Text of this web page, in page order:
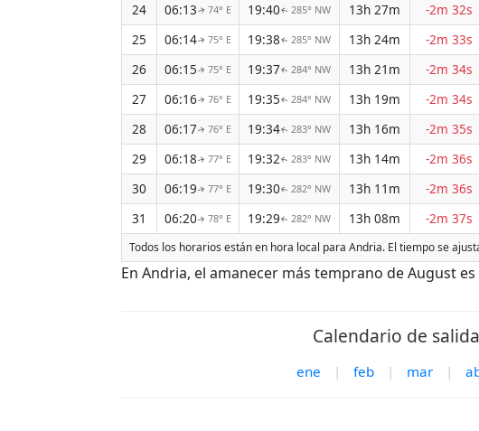
24
06:13↑ 74° E 19:40↑ 285° NW 13h 27m -2m 32s
25
06:14↑ 75° E 19:38↑ 285° NW 13h 24m -2m 33s
26
06:15↑ 75° E 19:37↑ 284° NW 13h 21m -2m 34s
27
06:16↑ 76° E 19:35↑ 284° NW 13h 19m -2m 34s
28
06:17↑ 76° E 19:34↑ 283° NW 13h 16m -2m 35s
29
06:18↑ 77° E 19:32↑ 283° NW 13h 14m -2m 36s
30
06:19↑ 77° E 19:30↑ 282° NW 13h 11m -2m 36s
31
06:20↑ 78° E 19:29↑ 282° NW 13h 08m -2m 37s
Todos los horarios están en hora local para Andria. El tiempo se
En Andria, el amanecer más temprano de August
Calendario de
ene | feb | mar |